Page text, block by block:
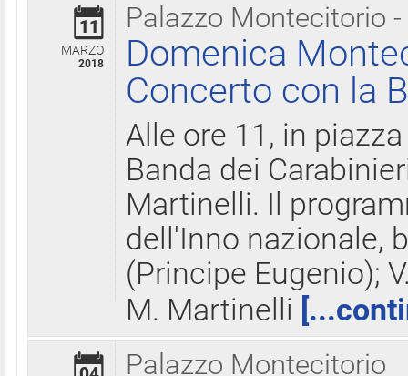
Palazzo Montecitorio
11
MARZO
2018
Domenica
Concerto con la
Alle ore 11, in
Banda dei
Martinelli. Il
dell'Inno nazionale,
(Principe Eugenio);
M. Martinelli
Palazzo Montecitorio